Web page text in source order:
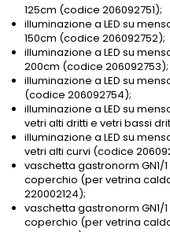
125cm (codice 206092751);
illuminazione a LED su
150cm (codice 206092752);
illuminazione a LED su
200cm (codice 206092753);
illuminazione a LED su
(codice 206092754);
illuminazione a LED su
vetri alti dritti e vetri bassi
illuminazione a LED su
vetri alti curvi (codice
vaschetta gastronorm GN1/1
coperchio (per vetrina
220002124);
vaschetta gastronorm GN1/1
coperchio (per vetrina